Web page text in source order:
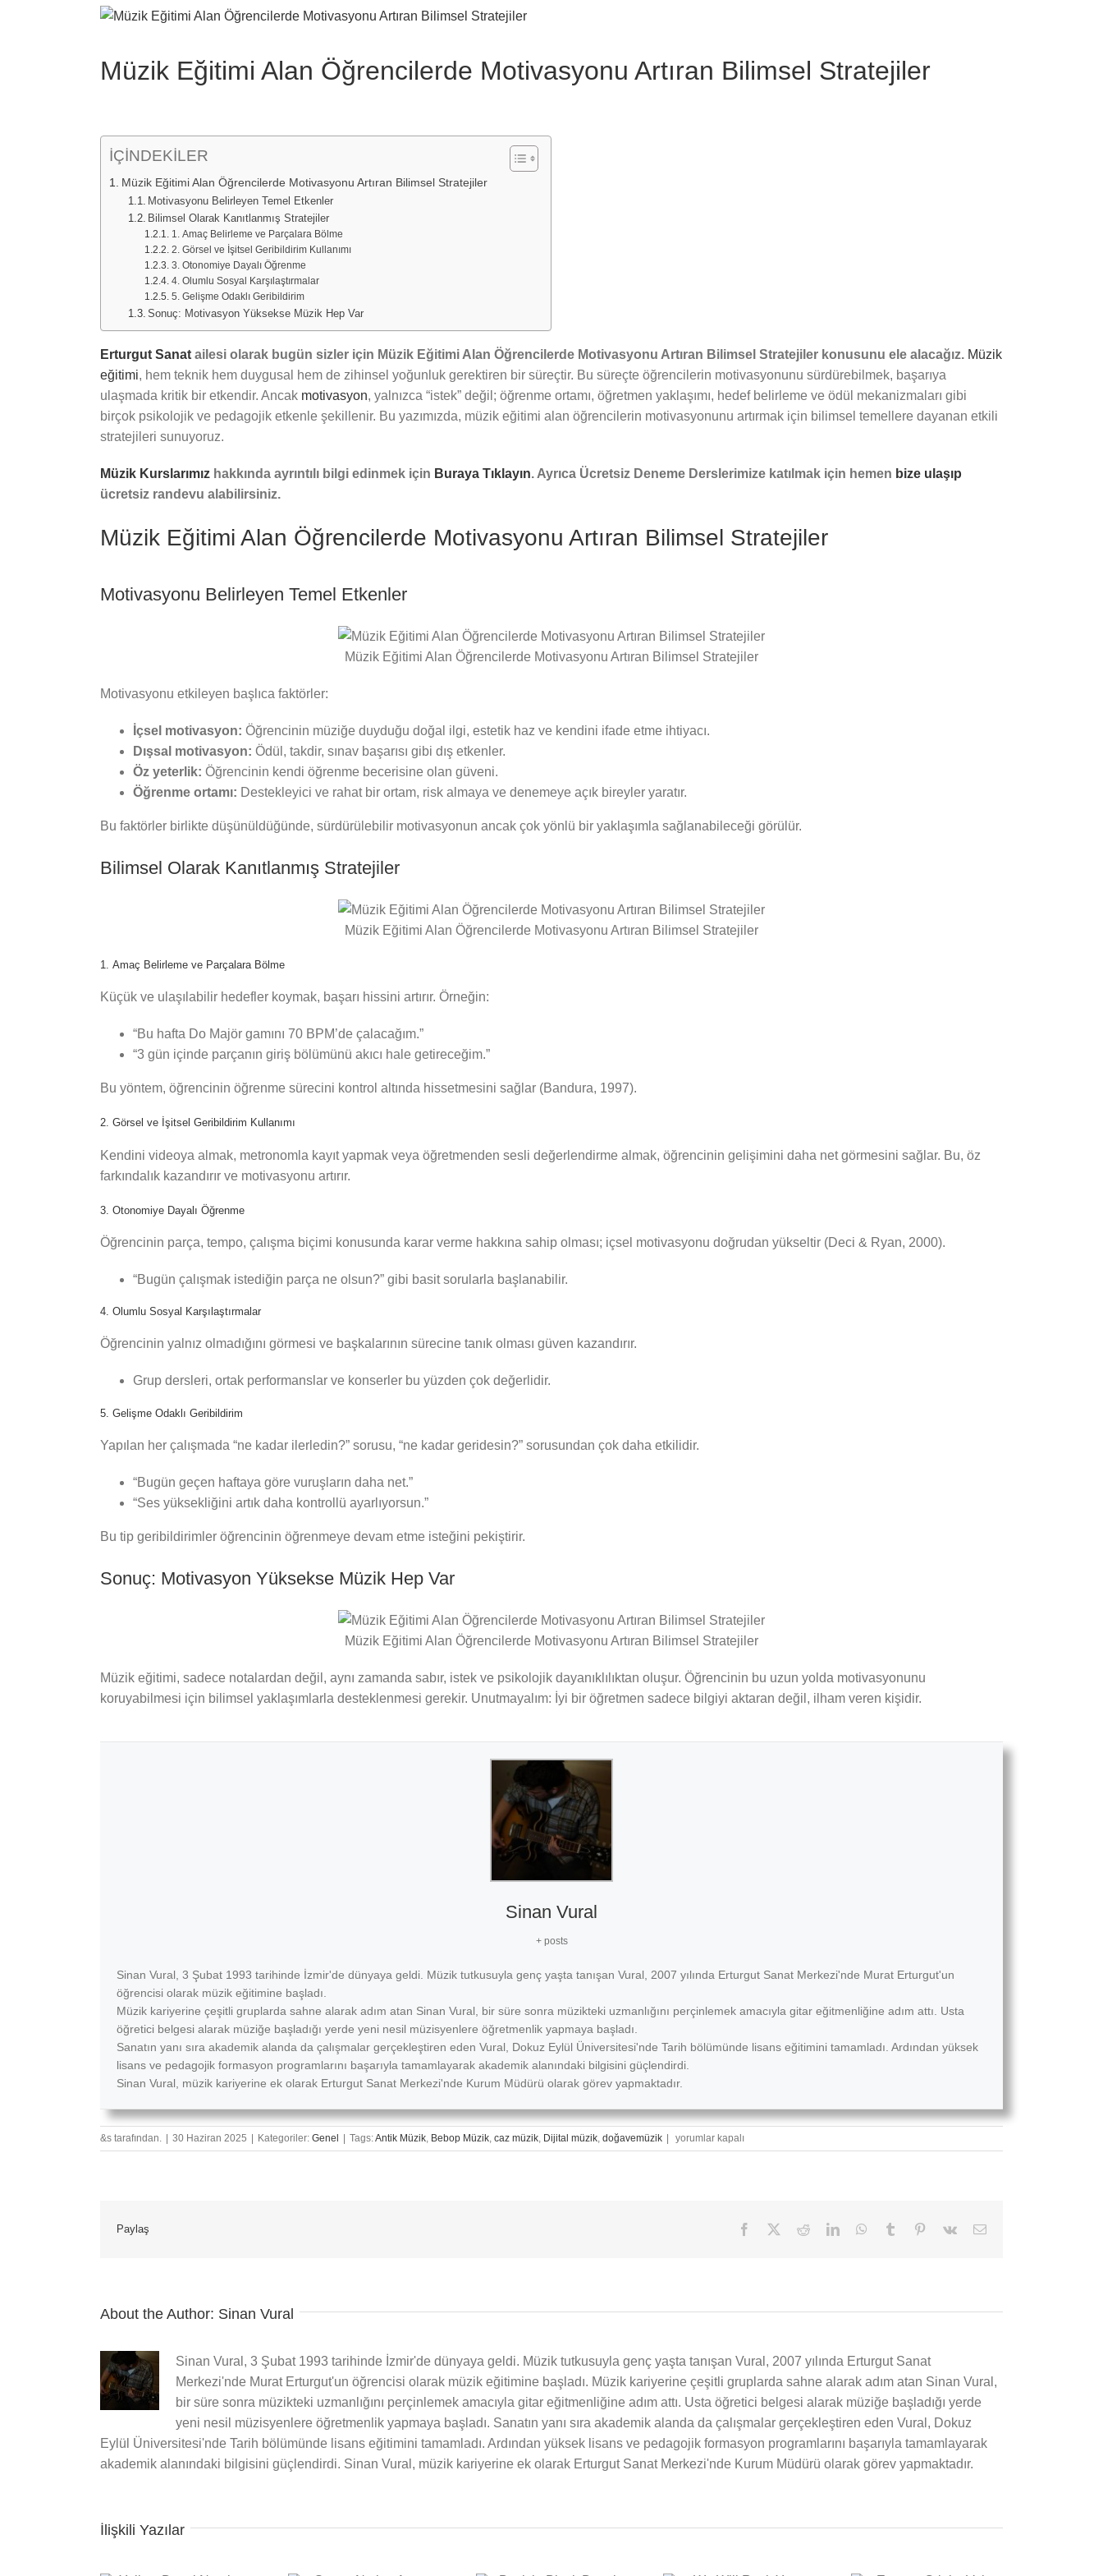
View
Müzik Eğitimi Alan Öğrencilerde Motivasyonu Artıran Bilimsel Stratejiler
İÇİNDEKİLER
Müzik Eğitimi Alan Öğrencilerde Motivasyonu Artıran Bilimsel Stratejiler
Motivasyonu Belirleyen Temel Etkenler
Bilimsel Olarak Kanıtlanmış Stratejiler
1. Amaç Belirleme ve Parçalara Bölme
2. Görsel ve İşitsel Geribildirim Kullanımı
3. Otonomiye Dayalı Öğrenme
4. Olumlu Sosyal Karşılaştırmalar
5. Gelişme Odaklı Geribildirim
Sonuç: Motivasyon Yüksekse Müzik Hep Var
Erturgut Sanatailesi olarak bugün sizler için Müzik Eğitimi Alan Öğrencilerde Motivasyonu Artıran Bilimsel Stratejiler konusunu ele alacağız. Müzik
eğitimi, hem teknik hem duygusal hem de zihinsel yoğunluk gerektiren bir süreçtir. Bu süreçte öğrencilerin motivasyonunu sürdürebilmek, başarıya
ulaşmada kritik bir etkendir. Ancak motivasyon, yalnızca “istek” değil; öğrenme ortamı, öğretmen yaklaşımı, hedef belirleme ve ödül mekanizmaları gibi
birçok psikolojik ve pedagojik etkenle şekillenir. Bu yazımızda, müzik eğitimi alan öğrencilerin motivasyonunu artırmak için bilimsel temellere dayanan etkili
stratejileri sunuyoruz.
Müzik Kurslarımızhakkında ayrıntılı bilgi edinmek için Buraya Tıklayın. Ayrıca Ücretsiz Deneme Derslerimize katılmak için hemen bize ulaşıp
ücretsiz randevu alabilirsiniz.
Müzik Eğitimi Alan Öğrencilerde Motivasyonu Artıran Bilimsel Stratejiler
Motivasyonu Belirleyen Temel Etkenler
Müzik Eğitimi Alan Öğrencilerde Motivasyonu Artıran Bilimsel Stratejiler
Motivasyonu etkileyen başlıca faktörler:
İçsel motivasyon: Öğrencinin müziğe duyduğu doğal ilgi, estetik haz ve kendini ifade etme ihtiyacı.
Dışsal motivasyon: Ödül, takdir, sınav başarısı gibi dış etkenler.
Öz yeterlik: Öğrencinin kendi öğrenme becerisine olan güveni.
Öğrenme ortamı: Destekleyici ve rahat bir ortam, risk almaya ve denemeye açık bireyler yaratır.
Bu faktörler birlikte düşünüldüğünde, sürdürülebilir motivasyonun ancak çok yönlü bir yaklaşımla sağlanabileceği görülür.
Bilimsel Olarak Kanıtlanmış Stratejiler
Müzik Eğitimi Alan Öğrencilerde Motivasyonu Artıran Bilimsel Stratejiler
1. Amaç Belirleme ve Parçalara Bölme
Küçük ve ulaşılabilir hedefler koymak, başarı hissini artırır. Örneğin:
“Bu hafta Do Majör gamını 70 BPM’de çalacağım.”
“3 gün içinde parçanın giriş bölümünü akıcı hale getireceğim.”
Bu yöntem, öğrencinin öğrenme sürecini kontrol altında hissetmesini sağlar (Bandura, 1997).
2. Görsel ve İşitsel Geribildirim Kullanımı
Kendini videoya almak, metronomla kayıt yapmak veya öğretmenden sesli değerlendirme almak, öğrencinin gelişimini daha net görmesini sağlar. Bu, öz
farkındalık kazandırır ve motivasyonu artırır.
3. Otonomiye Dayalı Öğrenme
Öğrencinin parça, tempo, çalışma biçimi konusunda karar verme hakkına sahip olması; içsel motivasyonu doğrudan yükseltir (Deci & Ryan, 2000).
“Bugün çalışmak istediğin parça ne olsun?” gibi basit sorularla başlanabilir.
4. Olumlu Sosyal Karşılaştırmalar
Öğrencinin yalnız olmadığını görmesi ve başkalarının sürecine tanık olması güven kazandırır.
Grup dersleri, ortak performanslar ve konserler bu yüzden çok değerlidir.
5. Gelişme Odaklı Geribildirim
Yapılan her çalışmada “ne kadar ilerledin?” sorusu, “ne kadar geridesin?” sorusundan çok daha etkilidir.
“Bugün geçen haftaya göre vuruşların daha net.”
“Ses yüksekliğini artık daha kontrollü ayarlıyorsun.”
Bu tip geribildirimler öğrencinin öğrenmeye devam etme isteğini pekiştirir.
Sonuç: Motivasyon Yüksekse Müzik Hep Var
Müzik Eğitimi Alan Öğrencilerde Motivasyonu Artıran Bilimsel Stratejiler
Müzik eğitimi, sadece notalardan değil, aynı zamanda sabır, istek ve psikolojik dayanıklılıktan oluşur. Öğrencinin bu uzun yolda motivasyonunu
koruyabilmesi için bilimsel yaklaşımlarla desteklenmesi gerekir. Unutmayalım: İyi bir öğretmen sadece bilgiyi aktaran değil, ilham veren kişidir.
Sinan Vural
+ posts
Sinan Vural, 3 Şubat 1993 tarihinde İzmir'de dünyaya geldi. Müzik tutkusuyla genç yaşta tanışan Vural, 2007 yılında Erturgut Sanat Merkezi'nde Murat Erturgut'un
öğrencisi olarak müzik eğitimine başladı.
Müzik kariyerine çeşitli gruplarda sahne alarak adım atan Sinan Vural, bir süre sonra müzikteki uzmanlığını perçinlemek amacıyla gitar eğitmenliğine adım attı. Usta
öğretici belgesi alarak müziğe başladığı yerde yeni nesil müzisyenlere öğretmenlik yapmaya başladı.
Sanatın yanı sıra akademik alanda da çalışmalar gerçekleştiren eden Vural, Dokuz Eylül Üniversitesi'nde Tarih bölümünde lisans eğitimini tamamladı. Ardından yüksek
lisans ve pedagojik formasyon programlarını başarıyla tamamlayarak akademik alanındaki bilgisini güçlendirdi.
Sinan Vural, müzik kariyerine ek olarak Erturgut Sanat Merkezi'nde Kurum Müdürü olarak görev yapmaktadır.
&s tarafından. 30 Haziran 2025 Kategoriler: Genel Tags:Antik Müzik, Bebop Müzik, caz müzik, Dijital müzik, doğavemüzik
Müzik
Eğitimi
yorumlar kapalı
Paylaş Facebook RedditLinkedInWhatsApp
Tumblr Pinterest
Vk
E-
About the Author: Sinan Vural
Sinan Vural, 3 Şubat 1993 tarihinde İzmir'de dünyaya geldi. Müzik tutkusuyla genç yaşta tanışan Vural, 2007 yılında Erturgut Sanat
Merkezi'nde Murat Erturgut'un öğrencisi olarak müzik eğitimine başladı. Müzik kariyerine çeşitli gruplarda sahne alarak adım atan Sinan Vural,
bir süre sonra müzikteki uzmanlığını perçinlemek amacıyla gitar eğitmenliğine adım attı. Usta öğretici belgesi alarak müziğe başladığı yerde
yeni nesil müzisyenlere öğretmenlik yapmaya başladı. Sanatın yanı sıra akademik alanda da çalışmalar gerçekleştiren eden Vural, Dokuz
Eylül Üniversitesi'nde Tarih bölümünde lisans eğitimini tamamladı. Ardından yüksek lisans ve pedagojik formasyon programlarını başarıyla tamamlayarak
akademik alanındaki bilgisini güçlendirdi. Sinan Vural, müzik kariyerine ek olarak Erturgut Sanat Merkezi'nde Kurum Müdürü olarak görev yapmaktadır.
İlişkili Yazılar